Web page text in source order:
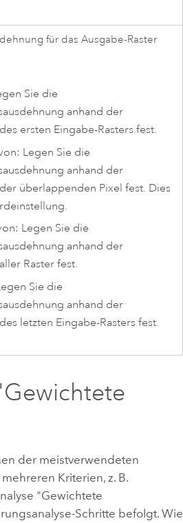
für das Ausgabe-Raster
Sie die
anhand der
ersten Eingabe-Rasters fest.
Legen Sie die
anhand der
überlappenden Pixel fest. Dies
Legen Sie die
anhand der
Raster fest.
Sie die
anhand der
letzten Eingabe-Rasters fest.
der meistverwendeten
Kriterien, z. B.
"Gewichtete
Schritte befolgt. Wie